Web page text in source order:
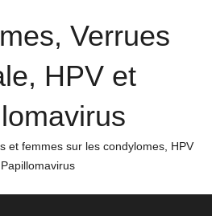
Verrues
HPV et
et femmes sur les condylomes, HPV